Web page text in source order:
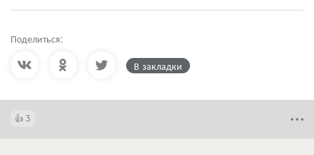
Поделиться:
В закладки
3